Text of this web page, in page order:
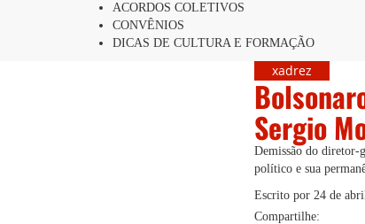
ACORDOS COLETIVOS
CONVÊNIOS
DICAS DE CULTURA E FORMAÇÃO
xadrez
Sergio
Demissão do diretor-
político e sua
Escrito por 24 de
Compartilhe: